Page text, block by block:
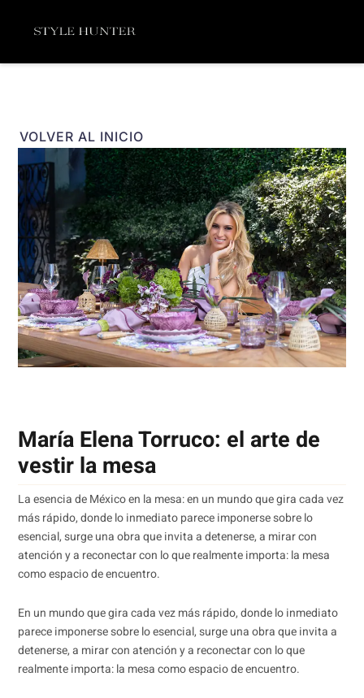
VOLVER AL INICIO
María Elena Torruco: el arte de
vestir la mesa
La esencia de México en la mesa: en un mundo que gira cada vez
más rápido, donde lo inmediato parece imponerse sobre lo
esencial, surge una obra que invita a detenerse, a mirar con
atención y a reconectar con lo que realmente importa: la mesa
como espacio de encuentro.
En un mundo que gira cada vez más rápido, donde lo inmediato
parece imponerse sobre lo esencial, surge una obra que invita a
detenerse, a mirar con atención y a reconectar con lo que
realmente importa: la mesa como espacio de encuentro.